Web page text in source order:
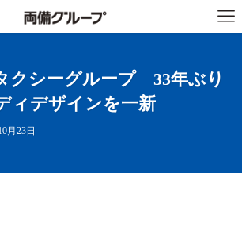
クシーグループ 33年ぶり
ィデザインを一新
月23日